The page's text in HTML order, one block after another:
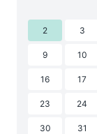
2 3
9 10
16 17
23 24
30 31